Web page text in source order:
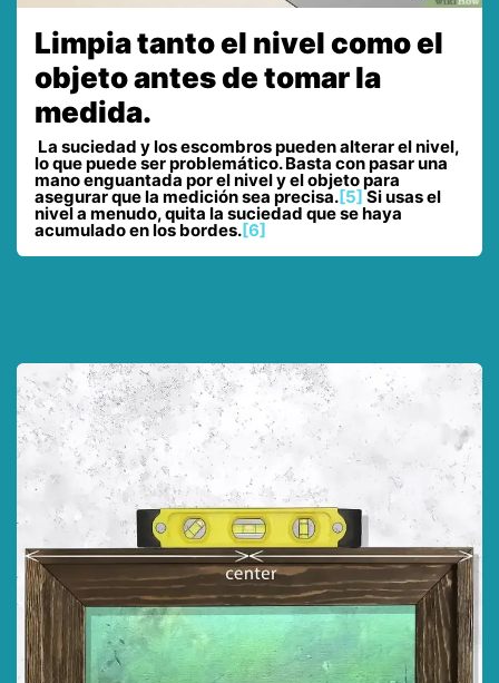
Limpia tanto el nivel como el
objeto antes de tomar la
medida.
La suciedad y los escombros pueden alterar el nivel,
lo que puede ser problemático. Basta con pasar una
mano enguantada por el nivel y el objeto para
asegurar que la medición sea precisa.[5]Si usas el
nivel a menudo, quita la suciedad que se haya
acumulado en los bordes.[6]